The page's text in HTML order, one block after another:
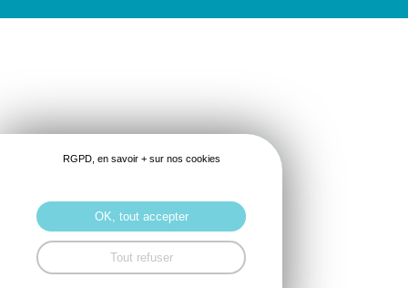
RGPD, en savoir + sur nos cookies
OK, tout accepter
Tout refuser